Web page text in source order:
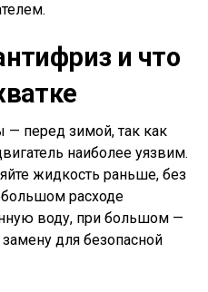
и что
перед зимой, так как
наиболее уязвим.
жидкость раньше, без
расходе
воду, при большом —
для безопасной